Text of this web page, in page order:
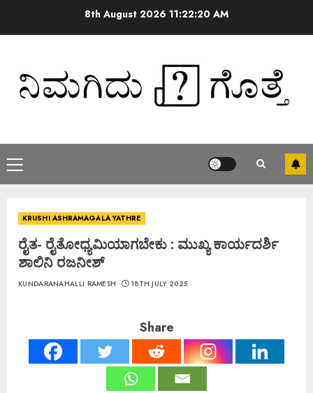
8th August 202611:22:21 AM
KRUSHI ASHRAMAGALA YATHRE
ರೈತ- ರೈತೋಧ್ಯಮಿಯಾಗಬೇಕು : ಮುಖ್ಯ ಕಾರ್ಯದರ್ಶಿ
ಶಾಲಿನಿ ರಜನೀಶ್
KUNDARANAHALLI RAMESH 18TH JULY 2025
Share